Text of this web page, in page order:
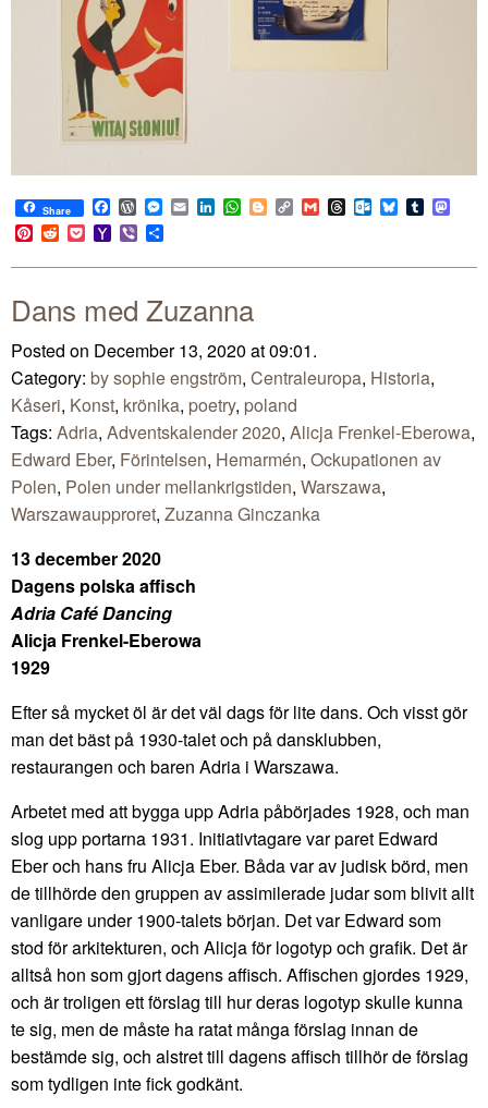
Share Facebook
WordPress
Messenger
EmailLinkedIn
WhatsApp
BloggerCopy
Link
GmailThreadsOutlook.com
BlueskyTumblr
Pinterest
RedditPocketYahoo
Mail
Viber
Dans med Zuzanna
Posted on December 13, 2020 at 09:01.
Category: by sophie engström, Centraleuropa, Historia,
Kåseri, Konst, krönika, poetry, poland
Tags: Adria, Adventskalender 2020, Alicja Frenkel-Eberowa,
Edward Eber, Förintelsen, Hemarmén, Ockupationen av
Polen, Polen under mellankrigstiden, Warszawa,
Warszawaupproret, Zuzanna Ginczanka
13 december 2020
Dagens polska affisch
Adria Café Dancing
Alicja Frenkel-Eberowa
1929
Efter så mycket öl är det väl dags för lite dans. Och visst gör
man det bäst på 1930-talet och på dansklubben,
restaurangen och baren Adria i Warszawa.
Arbetet med att bygga upp Adria påbörjades 1928, och man
slog upp portarna 1931. Initiativtagare var paret Edward
Eber och hans fru Alicja Eber. Båda var av judisk börd, men
de tillhörde den gruppen av assimilerade judar som blivit allt
vanligare under 1900-talets början. Det var Edward som
stod för arkitekturen, och Alicja för logotyp och grafik. Det är
alltså hon som gjort dagens affisch. Affischen gjordes 1929,
och är troligen ett förslag till hur deras logotyp skulle kunna
te sig, men de måste ha ratat många förslag innan de
bestämde sig, och alstret till dagens affisch tillhör de förslag
som tydligen inte fick godkänt.